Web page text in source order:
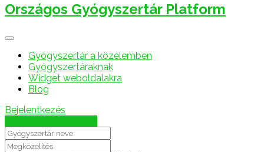
Országos Gyógyszertár Platform
Gyógyszertár a közelemben
Gyógyszertáraknak
Widget weboldalakra
Blog
Bejelentkezés